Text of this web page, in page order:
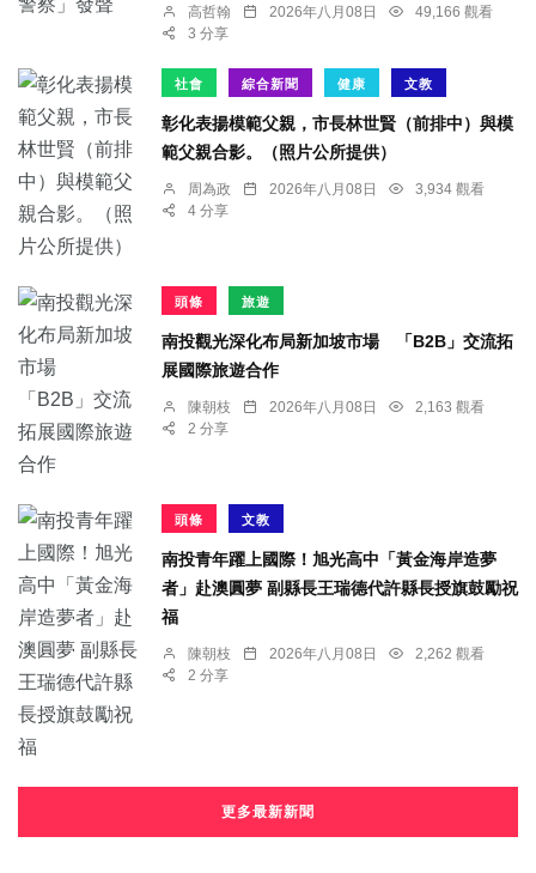
高哲翰 2026年八月08日
49,166 觀看
3 分享
社會 綜合新聞 健康 文教
彰化表揚模範父親，市長林世賢（前排中）與模
範父親合影。（照片公所提供）
周為政 2026年八月08日
3,934 觀看
4 分享
頭條 旅遊
南投觀光深化布局新加坡市場 「B2B」交流拓
展國際旅遊合作
陳朝枝 2026年八月08日
2,163 觀看
2 分享
頭條 文教
南投青年躍上國際！旭光高中「黃金海岸造夢
者」赴澳圓夢 副縣長王瑞德代許縣長授旗鼓勵祝
福
陳朝枝 2026年八月08日
2,262 觀看
2 分享
更多最新新聞